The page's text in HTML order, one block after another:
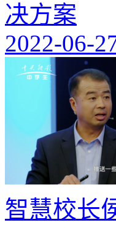
决方案
2022-06-
智慧校长